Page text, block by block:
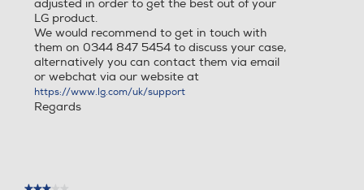
Numero slot CI o CI/CI+
1
Compatibilità MKV
ambiente
la resa audio in maniera
in modo da ricreare un profilo
avvolgente in base all'acustica della
e a dove ti siedi.
Sintonizzatore DVB-T
Sintonizzatore DVB-T2 HE
VC
Sintonizzatore DVB-T
Sintonizzatore DVB-T2 HE
adjusted in order to get the best out of your
LG product.
We would recommend to get in touch with
them on 0344 847 5454 to discuss your case,
alternatively you can contact them via email
or webchat via our website at
https://www.lg.com/uk/support
Regards
★★★★★
★★★★★